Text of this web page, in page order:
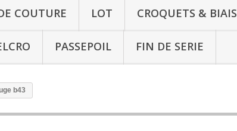
COUTURE LOT CROQUETS & BIAIS
PASSEPOIL FIN DE SERIE
b43